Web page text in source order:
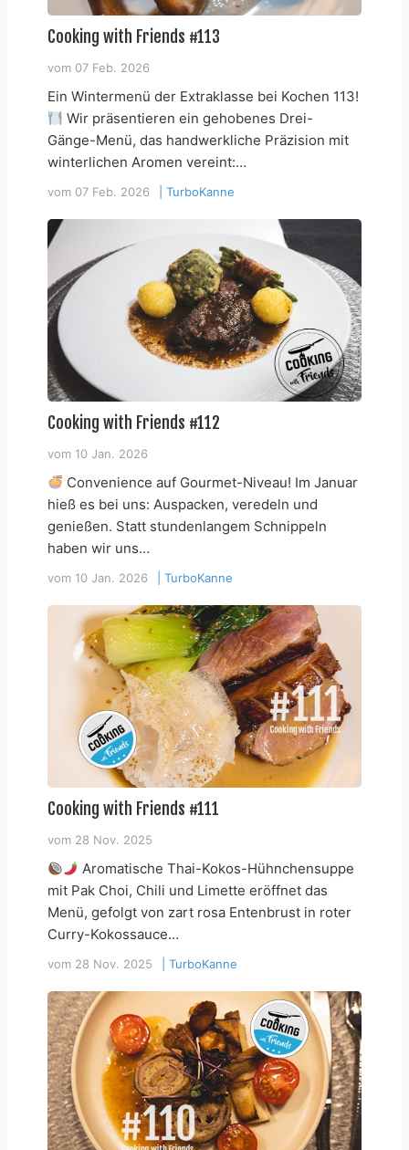
Cooking with Friends #113
vom 07 Feb. 2026
Ein Wintermenü der Extraklasse bei Kochen 113!
Wir präsentieren ein gehobenes Drei-
Gänge-Menü, das handwerkliche Präzision mit
winterlichen Aromen vereint:…
vom 07 Feb. 2026 TurboKanne
Cooking with Friends #112
vom 10 Jan. 2026
Convenience auf Gourmet-Niveau! Im Januar
hieß es bei uns: Auspacken, veredeln und
genießen. Statt stundenlangem Schnippeln
haben wir uns…
vom 10 Jan. 2026 TurboKanne
Cooking with Friends #111
vom 28 Nov. 2025
Aromatische Thai-Kokos-Hühnchensuppe
mit Pak Choi, Chili und Limette eröffnet das
Menü, gefolgt von zart rosa Entenbrust in roter
Curry-Kokossauce…
vom 28 Nov. 2025 TurboKanne